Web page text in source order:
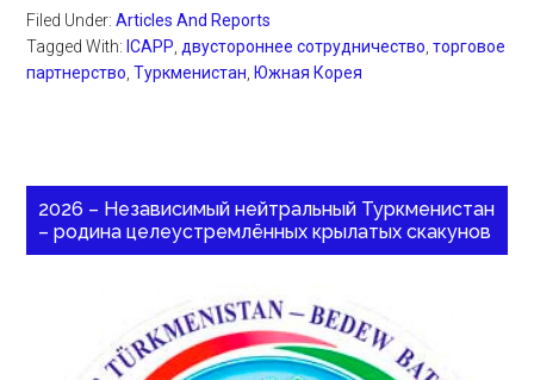
Filed Under:Articles And Reports
Tagged With: ICAPP двустороннее сотрудничество ,торговое
партнерство ,Туркменистан Южная Корея
2026 – Независимый нейтральный Туркменистан
– родина целеустремлённых крылатых скакунов